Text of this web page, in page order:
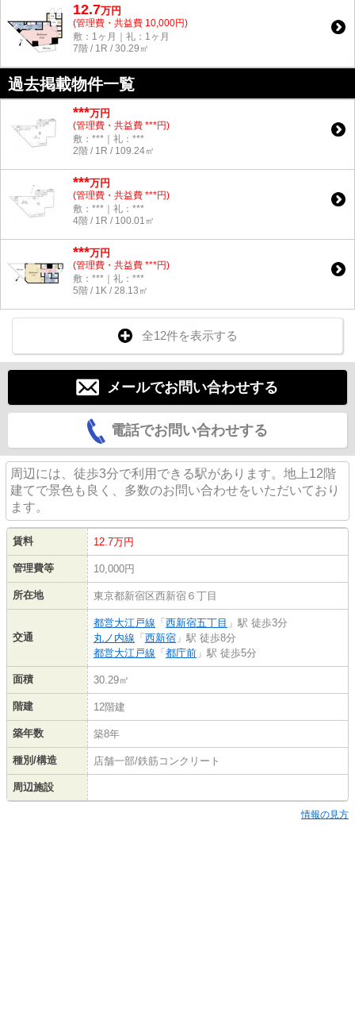
12.7万円
(管理費・共益費 10,000円)
敷：1ヶ月｜礼：1ヶ月
7階 / 1R / 30.29㎡
過去掲載物件一覧
***万円
(管理費・共益費 ***円)
敷：***｜礼：***
2階 / 1R / 109.24㎡
***万円
(管理費・共益費 ***円)
敷：***｜礼：***
4階 / 1R / 100.01㎡
***万円
(管理費・共益費 ***円)
敷：***｜礼：***
5階 / 1K / 28.13㎡
全12件を表示する
メールでお問い合わせする
電話でお問い合わせする
周辺には、徒歩3分で利用できる駅があります。地上12階
建てで景色も良く、多数のお問い合わせをいただいており
ます。
賃料 12.7万円
管理費等 10,000円
所在地 東京都新宿区西新宿６丁目
交通
都営大江戸線 「 西新宿五丁目 」駅 徒歩3分
丸ノ内線 「 西新宿 」駅 徒歩8分
都営大江戸線 「 都庁前 」駅 徒歩5分
面積 30.29㎡
階建 12階建
築年数 築8年
種別/構造 店舗一部/鉄筋コンクリート
周辺施設
情報の見方